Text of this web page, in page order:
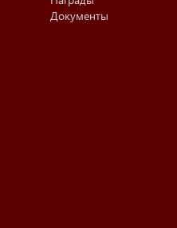
Документы